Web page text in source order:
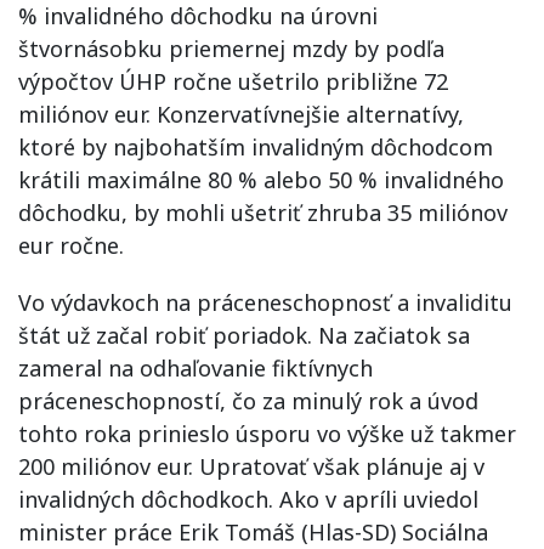
% invalidného dôchodku na úrovni
štvornásobku priemernej mzdy by podľa
výpočtov ÚHP ročne ušetrilo približne 72
miliónov eur. Konzervatívnejšie alternatívy,
ktoré by najbohatším invalidným dôchodcom
krátili maximálne 80 % alebo 50 % invalidného
dôchodku, by mohli ušetriť zhruba 35 miliónov
eur ročne.
Vo výdavkoch na práceneschopnosť a invaliditu
štát už začal robiť poriadok. Na začiatok sa
zameral na odhaľovanie fiktívnych
práceneschopností, čo za minulý rok a úvod
tohto roka prinieslo úsporu vo výške už takmer
200 miliónov eur. Upratovať však plánuje aj v
invalidných dôchodkoch. Ako v apríli uviedol
minister práce Erik Tomáš (Hlas-SD) Sociálna